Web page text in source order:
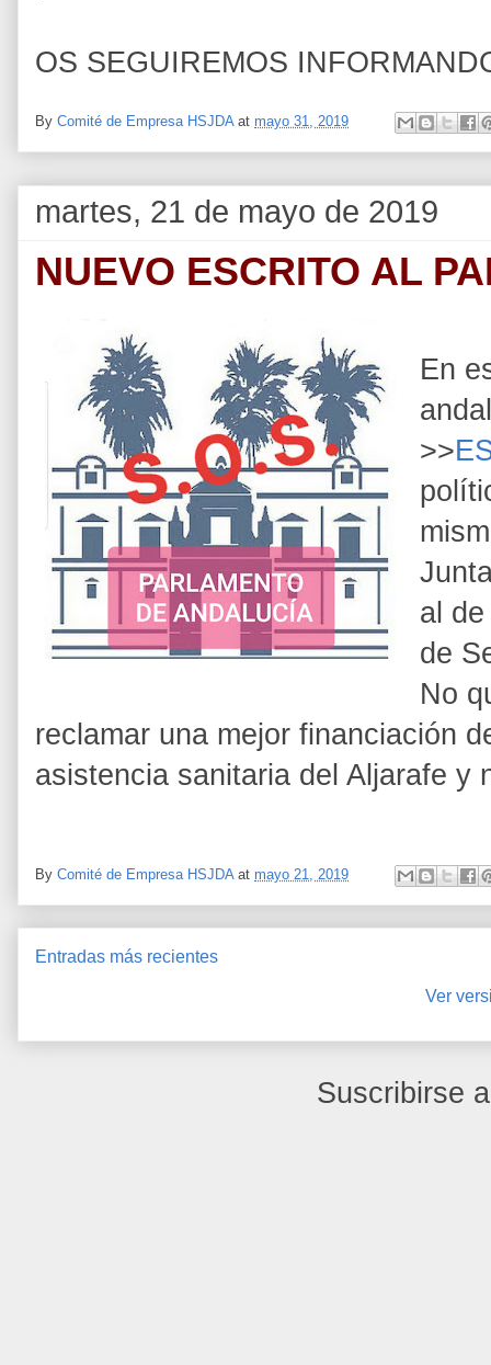
OS SEGUIREMOS
By Comité de Empresa HSJDA at mayo 31, 2019
martes, 21 de mayo de 2019
NUEVO ESCRITO AL
En
>>
al
de
No
reclamar una mejor financiación
asistencia sanitaria del Aljarafe y
By Comité de Empresa HSJDA at mayo 21, 2019
Entradas más recientes
Ver
Suscribirse